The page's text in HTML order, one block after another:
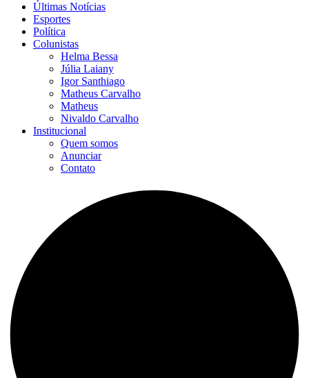
Últimas Notícias
Esportes
Política
Colunistas
Helma Bessa
Júlia Laiany
Igor Santhiago
Matheus Carvalho
Matheus
Nivaldo Carvalho
Institucional
Quem somos
Anunciar
Contato